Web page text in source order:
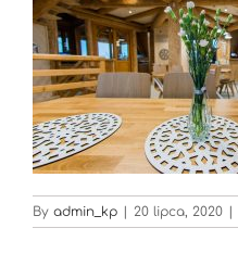
By admin_kp | 20 lipca, 2020 |